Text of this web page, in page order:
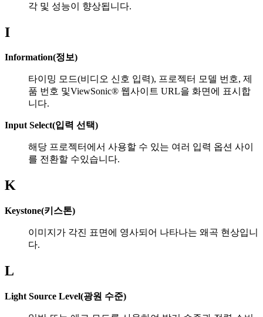
각 및 성능이 향상됩니다.
I
Information(정보)
타이밍 모드(비디오 신호 입력), 프로젝터 모델 번호, 제
품 번호 및ViewSonic® 웹사이트 URL을 화면에 표시합
니다.
Input Select(입력 선택)
해당 프로젝터에서 사용할 수 있는 여러 입력 옵션 사이
를 전환할 수있습니다.
K
Keystone(키스톤)
이미지가 각진 표면에 영사되어 나타나는 왜곡 현상입니
다.
L
Light Source Level(광원 수준)